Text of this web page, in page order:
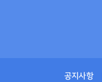
공지사항